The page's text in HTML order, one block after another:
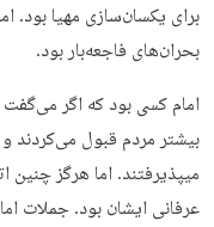
برای یکسان‌سازی مهیا بود.
بحران‌های فاجعه‌بار بود.
امام کسی بود که اگر
بیشتر مردم قبول می‌کردند
میپذیرفتند. اما هرگز چنین
عرفانی ایشان بود. جملات